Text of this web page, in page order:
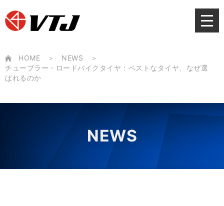
to
content
HOME
NEWS
チューブラー・ロードバイクタイヤ：ベストなタイヤ、なぜ選
ばれるのか
NEWS